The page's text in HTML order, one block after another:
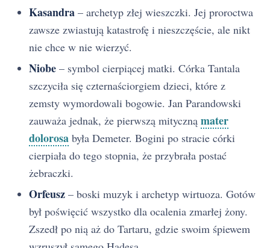
Kasandra – archetyp złej wieszczki. Jej proroctwa
zawsze zwiastują katastrofę i nieszczęście, ale nikt
nie chce w nie wierzyć.
Niobe – symbol cierpiącej matki. Córka Tantala
szczyciła się czternaściorgiem dzieci, które z
zemsty wymordowali bogowie. Jan Parandowski
zauważa jednak, że pierwszą mityczną mater
dolorosa była Demeter. Bogini po stracie córki
cierpiała do tego stopnia, że przybrała postać
żebraczki.
Orfeusz – boski muzyk i archetyp wirtuoza. Gotów
był poświęcić wszystko dla ocalenia zmarłej żony.
Zszedł po nią aż do Tartaru, gdzie swoim śpiewem